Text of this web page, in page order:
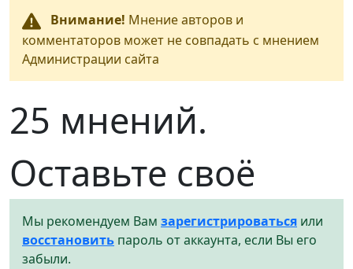
Внимание! Мнение авторов и
комментаторов может не совпадать с мнением
Администрации сайта
25 мнений.
Оставьте своё
Мы рекомендуем Вам зарегистрироваться или
восстановить пароль от аккаунта, если Вы его
забыли.